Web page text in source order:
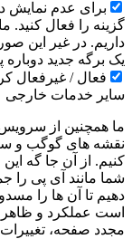
برای عدم نمایش
داریم. در غیر این
یک برگه جدید
فعال / غیرفعال
سایر خدمات خارجی
ما همچنین از
نقشه های گوگب و
کنیم. از آن جا گه
شما مانند آی پی را
دهیم تا آن ها را
است عملکرد و
مجدد صفحه،